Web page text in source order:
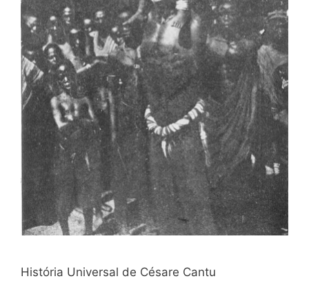
História Universal de Césare Cantu